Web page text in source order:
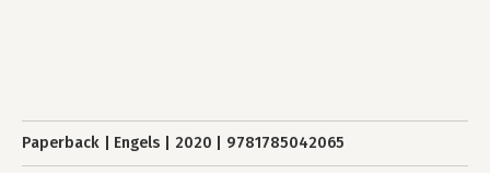
Paperback Engels 2020 9781785042065